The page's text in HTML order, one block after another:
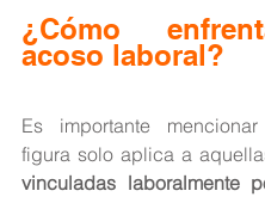
¿Cómo
acoso laboral?
Es importante
figura solo aplica a
vinculadas laboralmente